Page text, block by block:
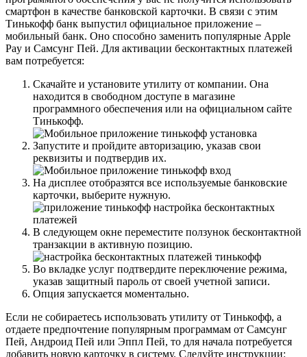
смартфон в качестве банковской карточки. В связи с этим
Тинькофф банк выпустил официальное приложение –
мобильный банк. Оно способно заменить популярные Apple
Pay и Самсунг Пей. Для активации бесконтактных платежей
вам потребуется:
Скачайте и установите утилиту от компании. Она
находится в свободном доступе в магазине
программного обеспечения или на официальном сайте
Тинькофф.
Запустите и пройдите авторизацию, указав свои
реквизиты и подтвердив их.
На дисплее отобразятся все используемые банковские
карточки, выберите нужную.
В следующем окне переместите ползунок бесконтактной
транзакции в активную позицию.
Во вкладке услуг подтвердите переключение режима,
указав защитный пароль от своей учетной записи.
Опция запускается моментально.
Если не собираетесь использовать утилиту от Тинькофф, а
отдаете предпочтение популярным программам от Самсунг
Пей, Андроид Пей или Эппл Пей, то для начала потребуется
добавить новую карточку в систему. Следуйте инструкции: